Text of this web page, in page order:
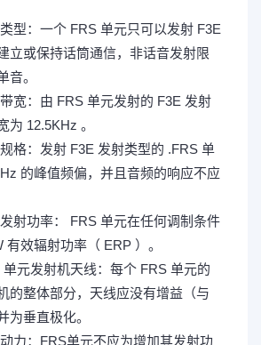
型：一个 FRS 单元只可以发射 F3E
立或保持话筒通信，非话音发射限
音。
宽：由 FRS 单元发射的 F3E 发射
为 12.5KHz 。
格：发射 F3E 发射类型的 .FRS 单
的峰值频偏，并且音频的响应不应
射功率： FRS 单元在任何调制条件
有效辐射功率（ ERP ）。
元发射机天线：每个 FRS 单元的
的整体部分，天线应没有增益（与
为垂直极化。
力：FRS单元不应为增加其发射功